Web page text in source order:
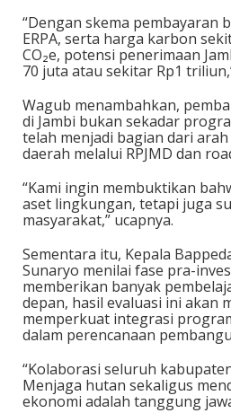
“Dengan skema pembayaran
ERPA, serta harga karbon
CO₂e, potensi penerimaan
70 juta atau sekitar Rp1
Wagub menambahkan,
di Jambi bukan sekadar
telah menjadi bagian dari
daerah melalui RPJMD dan
“Kami ingin membuktikan
aset lingkungan, tetapi juga
masyarakat,” ucapnya.
Sementara itu, Kepala
Sunaryo menilai fase pra-
memberikan banyak
depan, hasil evaluasi ini akan
memperkuat integrasi
dalam perencanaan
“Kolaborasi seluruh
Menjaga hutan sekaligus
ekonomi adalah tanggung